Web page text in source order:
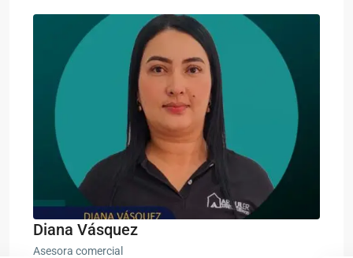
Diana Vásquez
Asesora comercial